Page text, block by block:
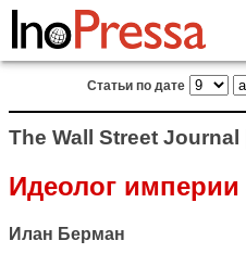
Статьи по дате
The Wall Street Journal |
Идеолог империи
Илан Берман